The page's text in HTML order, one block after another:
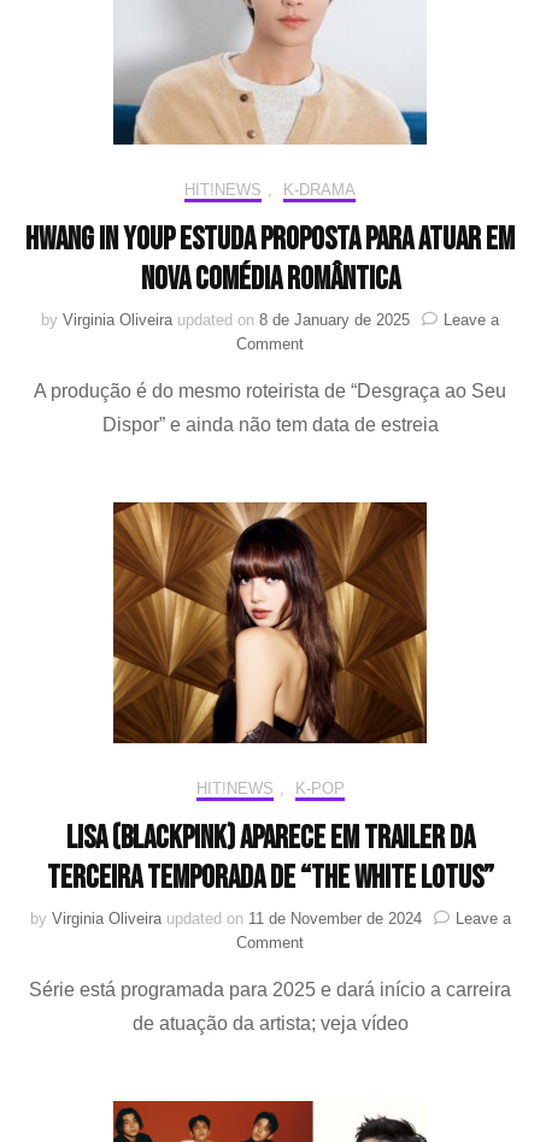
HIT!NEWS K-DRAMA
Hwang In Youp estuda proposta para atuar em
nova comédia romântica
by Virginia Oliveira updated on 8 de January de 2025
Leave a
Commenton
In
Youp
atuar
em
nova
comédia
romântica
A produção é do mesmo roteirista de “Desgraça ao Seu
Dispor” e ainda não tem data de estreia
HIT!NEWS K-POP
LISA (BLACKPINK) aparece em trailer da
terceira temporada de “The White Lotus”
by Virginia Oliveira updated on 11 de November de 2024
Leave a
Commenton
(BLACKPINK)
aparece
em
temporada
Série está programada para 2025 e dará início a carreira
de atuação da artista; veja vídeo